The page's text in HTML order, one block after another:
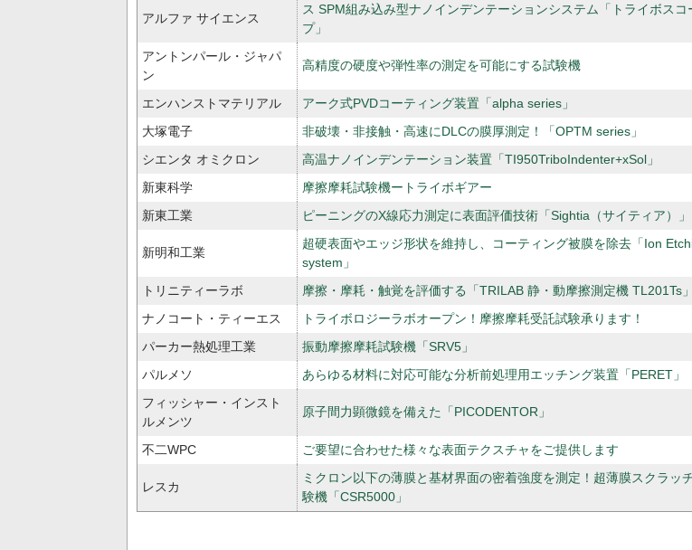
アルファ サイエンス
ス SPM組み込み型ナノインデンテーションシステム「トライボスコ
プ」
アントンパール・ジャパ
ン
高精度の硬度や弾性率の測定を可能にする試験機
エンハンストマテリアル アーク式PVDコーティング装置「alpha series」
大塚電子
非破壊・非接触・高速にDLCの膜厚測定！「OPTM series」
シエンタ オミクロン
高温ナノインデンテーション装置「TI950TriboIndenter+xSol」
新東科学
摩擦摩耗試験機ートライボギアー
新東工業
ピーニングのX線応力測定に表面評価技術「Sightia（サイティア）」
新明和工業
超硬表面やエッジ形状を維持し、コーティング被膜を除去「Ion
system」
トリニティーラボ 摩擦・摩耗・触覚を評価する「TRILAB 静・動摩擦測定機 TL201Ts」
ナノコート・ティーエス
トライボロジーラボオープン！摩擦摩耗受託試験承ります！
パーカー熱処理工業
振動摩擦摩耗試験機「SRV5」
パルメソ
あらゆる材料に対応可能な分析前処理用エッチング装置「PERET」
フィッシャー・インスト
ルメンツ
原子間力顕微鏡を備えた「PICODENTOR」
不二WPC ご要望に合わせた様々な表面テクスチャをご提供します
レスカ
ミクロン以下の薄膜と基材界面の密着強度を測定！超薄膜スクラッ
験機「CSR5000」